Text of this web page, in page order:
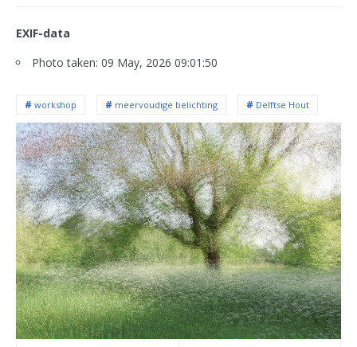
EXIF-data
Photo taken: 09 May, 2026 09:01:50
workshop meervoudige belichting Delftse Hout